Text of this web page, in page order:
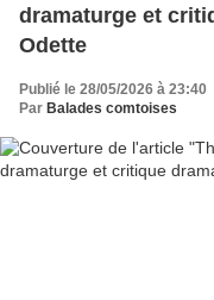
dramaturge et
Odette
Publié le 28/05/2026 à 23:40
Par Balades comtoises